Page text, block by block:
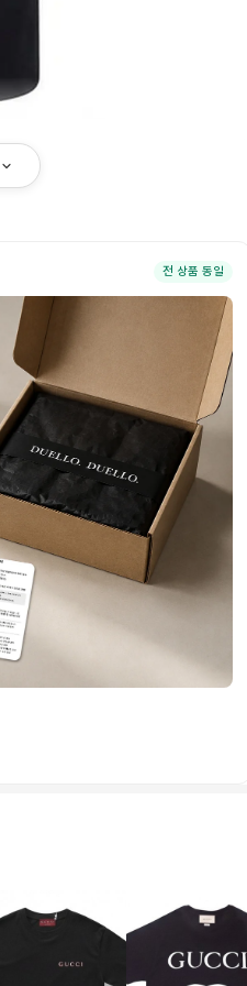
전 상품 동일